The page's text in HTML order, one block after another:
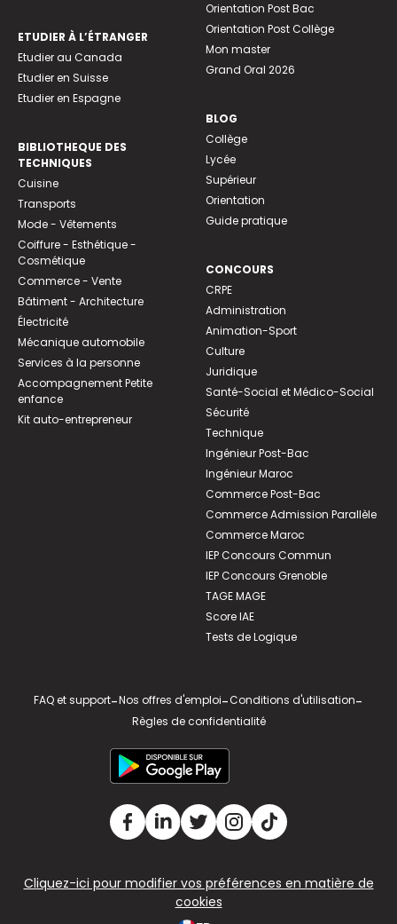
ETUDIER À L’ÉTRANGER
Etudier au Canada
Etudier en Suisse
Etudier en Espagne
BIBLIOTHEQUE DES
TECHNIQUES
Cuisine
Transports
Mode - Vêtements
Coiffure - Esthétique -
Cosmétique
Commerce - Vente
Bâtiment - Architecture
Électricité
Mécanique automobile
Services à la personne
Accompagnement Petite
enfance
Kit auto-entrepreneur
Orientation Post Bac
Orientation Post Collège
Mon master
Grand Oral 2026
BLOG
Collège
Lycée
Supérieur
Orientation
Guide pratique
CONCOURS
CRPE
Administration
Animation-Sport
Culture
Juridique
Santé-Social et Médico-Social
Sécurité
Technique
Ingénieur Post-Bac
Ingénieur Maroc
Commerce Post-Bac
Commerce Admission Parallèle
Commerce Maroc
IEP Concours Commun
IEP Concours Grenoble
TAGE MAGE
Score IAE
Tests de Logique
FAQ et support-Nos offres d'emploi-Conditions d'utilisation-
Règles de confidentialité
Cliquez-ici pour modifier vos préférences en matière de
cookies